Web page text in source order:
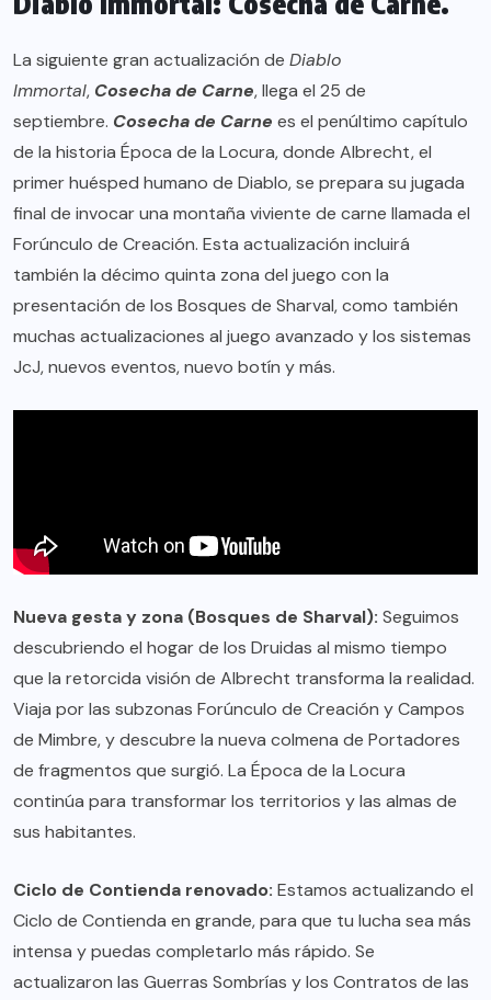
La siguiente gran actualización de Diablo
Immortal, Cosecha de Carne, llega el 25 de
septiembre. Cosecha de Carne es el penúltimo capítulo
de la historia Época de la Locura, donde Albrecht, el
primer huésped humano de Diablo, se prepara su jugada
final de invocar una montaña viviente de carne llamada el
Forúnculo de Creación. Esta actualización incluirá
también la décimo quinta zona del juego con la
presentación de los Bosques de Sharval, como también
muchas actualizaciones al juego avanzado y los sistemas
JcJ, nuevos eventos, nuevo botín y más.
Nueva gesta y zona (Bosques de Sharval): Seguimos
descubriendo el hogar de los Druidas al mismo tiempo
que la retorcida visión de Albrecht transforma la realidad.
Viaja por las subzonas Forúnculo de Creación y Campos
de Mimbre, y descubre la nueva colmena de Portadores
de fragmentos que surgió. La Época de la Locura
continúa para transformar los territorios y las almas de
sus habitantes.
Ciclo de Contienda renovado: Estamos actualizando el
Ciclo de Contienda en grande, para que tu lucha sea más
intensa y puedas completarlo más rápido. Se
actualizaron las Guerras Sombrías y los Contratos de las